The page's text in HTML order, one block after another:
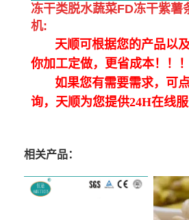
冻干类脱水蔬菜FD冻干紫薯
机:
天顺可根据您的产品以及
你加工定做，更省成本！！！
如果您有需要需求，可点
询，天顺为您提供24H在线服
相关产品：